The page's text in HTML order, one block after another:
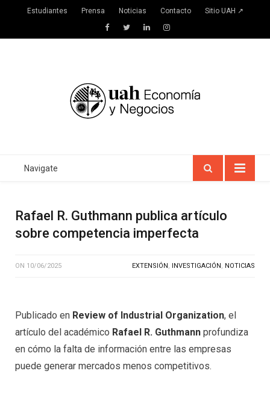
Estudiantes Prensa Noticias Contacto Sitio UAH ↗
FacebookTwitterLinkedInInstagram
Navigate
Rafael R. Guthmann publica artículo
sobre competencia imperfecta
ON 10/06/2025 EXTENSIÓN, INVESTIGACIÓN, NOTICIAS
Publicado en Review of Industrial Organization, el
artículo del académico Rafael R. Guthmann profundiza
en cómo la falta de información entre las empresas
puede generar mercados menos competitivos.